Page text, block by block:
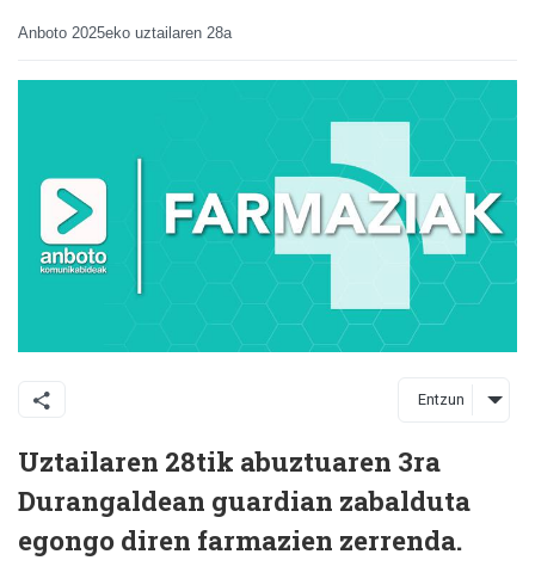
Anboto 2025eko uztailaren 28a
Entzun
Uztailaren 28tik abuztuaren 3ra
Durangaldean guardian zabalduta
egongo diren farmazien zerrenda.